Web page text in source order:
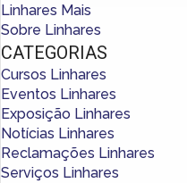
Linhares Mais
Sobre Linhares
CATEGORIAS
Cursos Linhares
Eventos Linhares
Exposição Linhares
Notícias Linhares
Reclamações Linhares
Serviços Linhares